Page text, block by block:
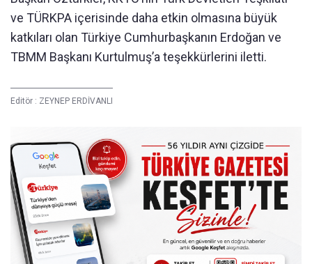
ve TÜRKPA içerisinde daha etkin olmasına büyük
katkıları olan Türkiye Cumhurbaşkanın Erdoğan ve
TBMM Başkanı Kurtulmuş’a teşekkürlerini iletti.
Editör : ZEYNEP ERDİVANLI